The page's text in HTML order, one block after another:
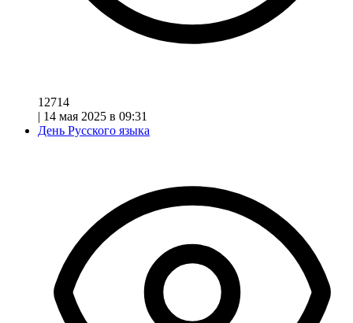
12714
| 14 мая 2025 в 09:31
День Русского языка